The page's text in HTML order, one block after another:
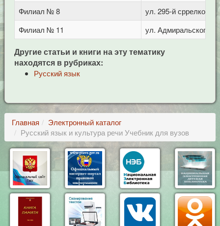
Филиал № 8
ул. 295-й сррелковой
Филиал № 11
ул. Адмиральского, 8
Другие статьи и книги на эту тематику
находятся в рубриках:
Русский язык
Главная
Электронный каталог
Русский язык и культура речи Учебник для вузов